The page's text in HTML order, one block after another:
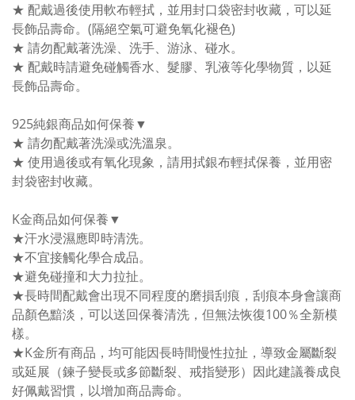
★ 配戴過後使用軟布輕拭，並用封口袋密封收藏，可以延
長飾品壽命。(隔絕空氣可避免氧化褪色)
★ 請勿配戴著洗澡、洗手、游泳、碰水。
★ 配戴時請避免碰觸香水、髮膠、乳液等化學物質，以延
長飾品壽命。
925純銀商品如何保養▼
★ 請勿配戴著洗澡或洗溫泉。
★ 使用過後或有氧化現象，請用拭銀布輕拭保養，並用密
封袋密封收藏。
K金商品如何保養▼
★汗水浸濕應即時清洗。
★不宜接觸化學合成品。
★避免碰撞和大力拉扯。
★長時間配戴會出現不同程度的磨損刮痕，刮痕本身會讓商
品顏色黯淡，可以送回保養清洗，但無法恢復100％全新模
樣。
★K金所有商品，均可能因長時間慢性拉扯，導致金屬斷裂
或延展（鍊子變長或多節斷裂、戒指變形）因此建議養成良
好佩戴習慣，以增加商品壽命。